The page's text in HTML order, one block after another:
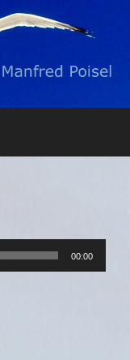
00:00